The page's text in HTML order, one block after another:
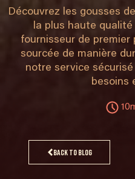
Découvrez les gousses
la plus haute qualité
fournisseur de premier
sourcée de manière
notre service
besoins
Back to blog